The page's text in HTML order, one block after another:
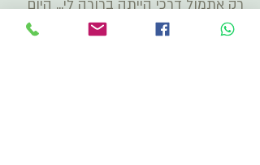
רק אתמול דרכי הייתה ברורה לי... היום
ברור לי שהכוח שלי הוא לדייק כל יום